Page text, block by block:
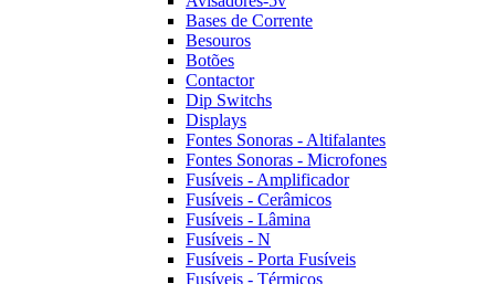
Bases de Corrente
Besouros
Botões
Contactor
Dip Switchs
Displays
Fontes Sonoras - Altifalantes
Fontes Sonoras - Microfones
Fusíveis - Amplificador
Fusíveis - Cerâmicos
Fusíveis - Lâmina
Fusíveis - N
Fusíveis - Porta Fusíveis
Fusíveis - Térmicos